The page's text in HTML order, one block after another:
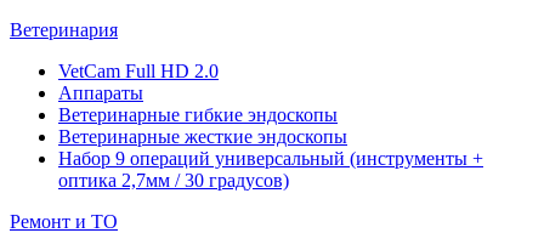
Ветеринария
VetCam Full HD 2.0
Аппараты
Ветеринарные гибкие эндоскопы
Ветеринарные жесткие эндоскопы
Набор 9 операций универсальный (инструменты +
оптика 2,7мм / 30 градусов)
Ремонт и ТО